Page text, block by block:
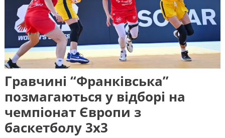
Гравчині “Франківська”
позмагаються у відборі на
чемпіонат Європи з
баскетболу 3х3